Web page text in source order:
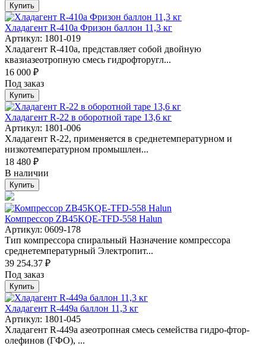
Купить
Хладагент R-410a Фризон баллон 11,3 кг
Артикул: 1801-019
Хладагент R-410a, представляет собой двойную
квазиазеотропную смесь гидрофторугл...
16 000 ₽
Под заказ
Купить
Хладагент R-22 в оборотной таре 13,6 кг
Артикул: 1801-006
Хладагент R-22, применяется в среднетемпературном и
низкотемпературном промышлен...
18 480 ₽
В наличии
Купить
Компрессор ZB45KQE-TFD-558 Halun
Артикул: 0609-178
Тип компрессора спиральный Назначение компрессора
среднетемпературный Электропит...
39 254.37 ₽
Под заказ
Купить
Хладагент R-449а баллон 11,3 кг
Артикул: 1801-045
Хладагент R-449а азеотропная смесь семейства гидро-фтор-
олефинoв (ГФO), ...